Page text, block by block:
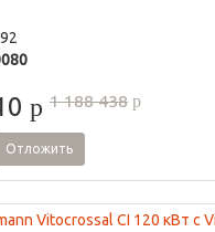
p 1 188 438 p
Отложить